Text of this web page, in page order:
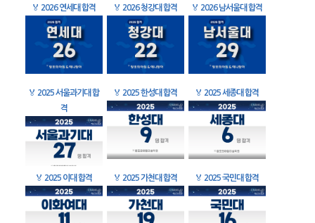
🏅 2026 연세대 합격 🏅 2026 청강대 합격 🏅 2026 남서울대 합격
🏅 2025 서울과기대 합
격
🏅 2025 한성대 합격 🏅 2025 세종대 합격
🏅 2025 이대 합격 🏅 2025 가천대 합격 🏅 2025 국민대 합격